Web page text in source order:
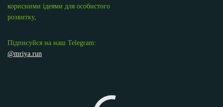
корисними ідеями для особистого
розвитку,
Підписуйся на наш Telegram:
@mriya.run